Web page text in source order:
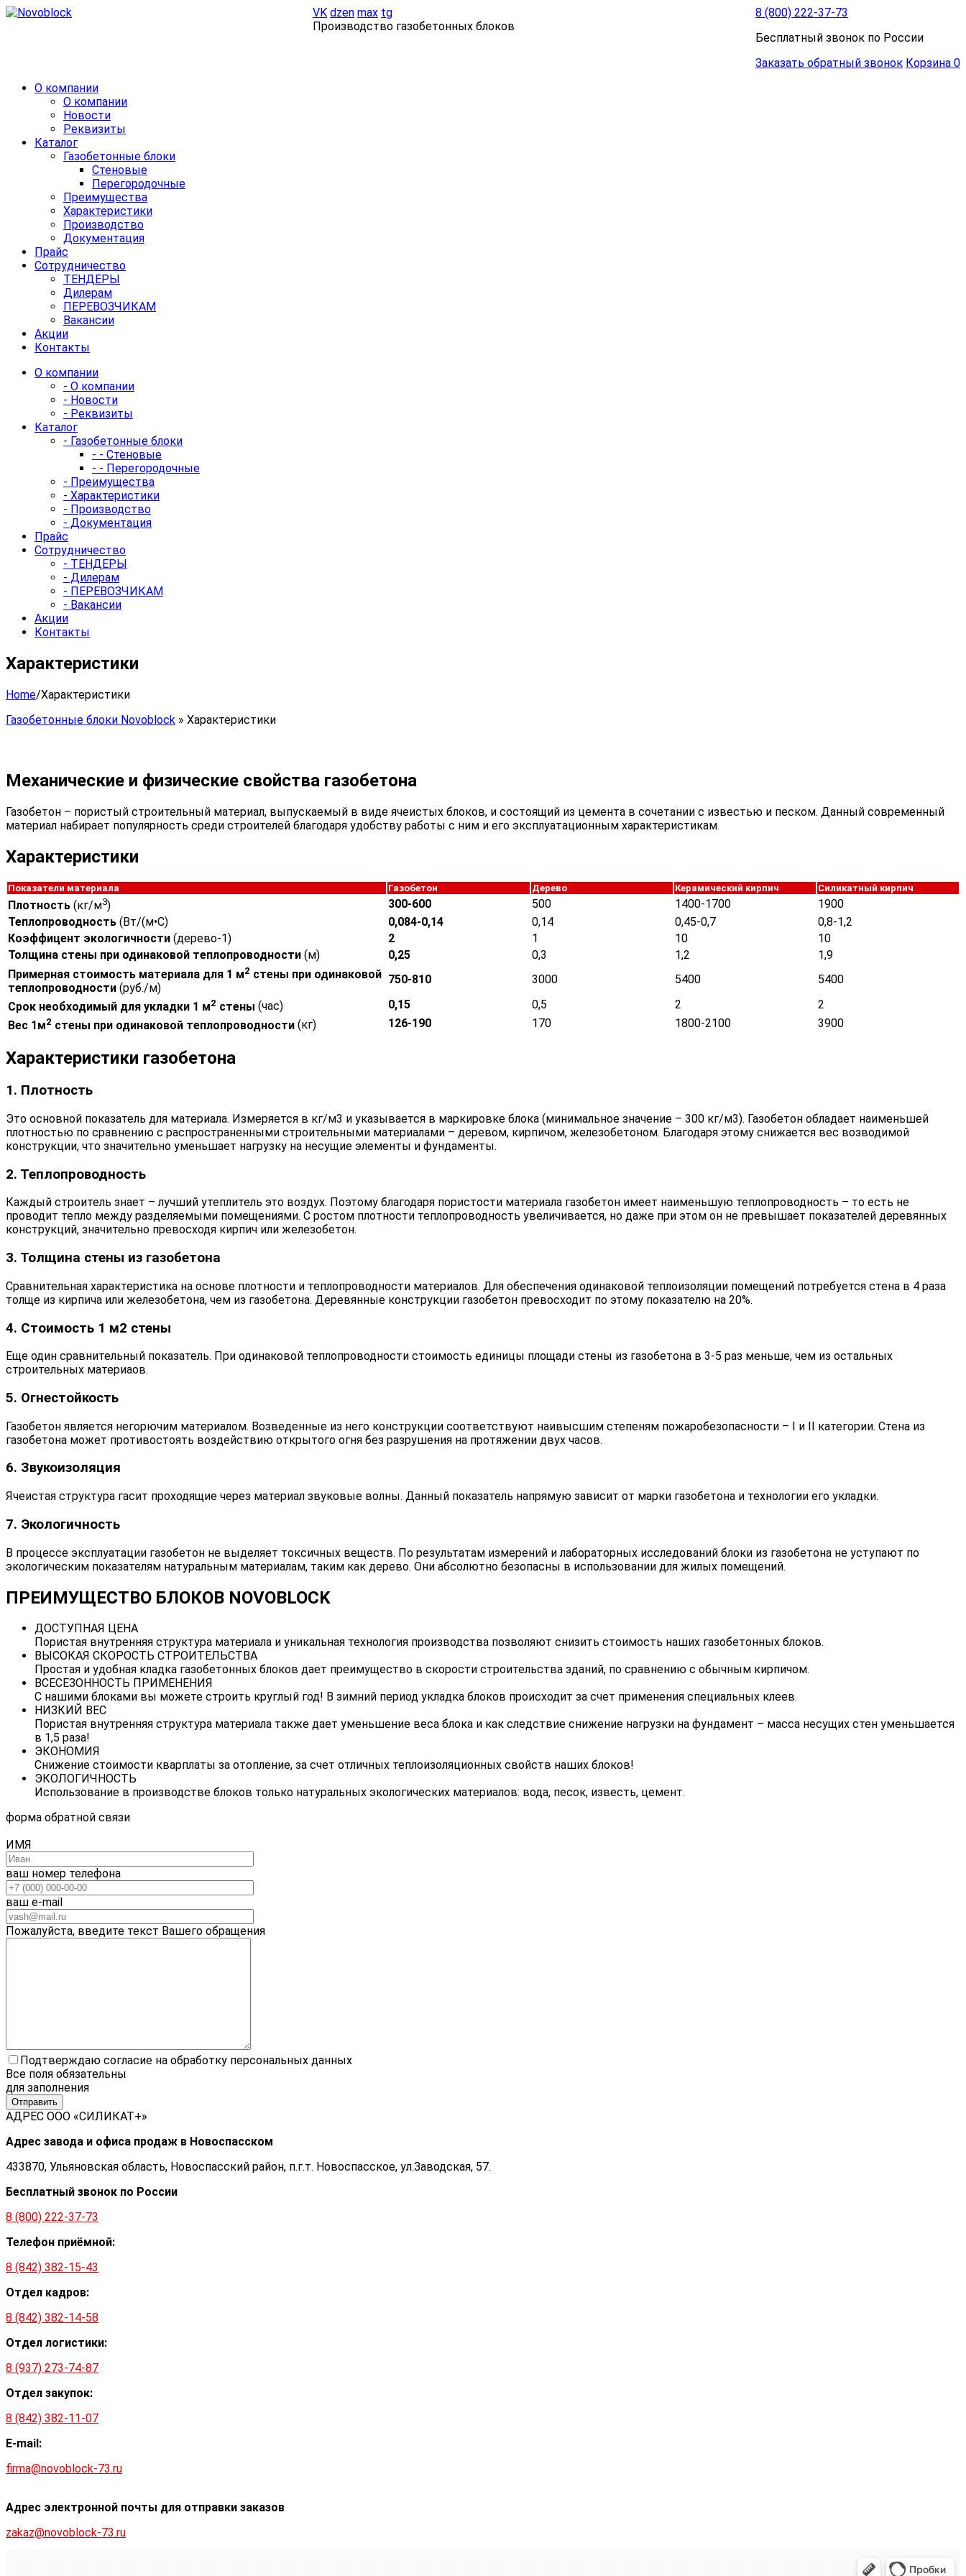
VK dzen max tg
Производство газобетонных блоков
8 (800) 222-37-73
Бесплатный звонок по России
Заказать обратный звонок Корзина 0
О компании
О компании
Новости
Реквизиты
Каталог
Газобетонные блоки
Стеновые
Перегородочные
Преимущества
Характеристики
Производство
Документация
Прайс
Сотрудничество
ТЕНДЕРЫ
Дилерам
ПЕРЕВОЗЧИКАМ
Вакансии
Акции
Контакты
О компании
- О компании
- Новости
- Реквизиты
Каталог
- Газобетонные блоки
- - Стеновые
- - Перегородочные
- Преимущества
- Характеристики
- Производство
- Документация
Прайс
Сотрудничество
- ТЕНДЕРЫ
- Дилерам
- ПЕРЕВОЗЧИКАМ
- Вакансии
Акции
Контакты
Характеристики
Home/Характеристики
Газобетонные блоки Novoblock » Характеристики
Механические и физические свойства газобетона
Газобетон – пористый строительный материал, выпускаемый в виде ячеистых блоков, и состоящий из цемента в сочетании с известью и песком. Данный современный
материал набирает популярность среди строителей благодаря удобству работы с ним и его эксплуатационным характеристикам.
Характеристики
Показатели материала Газобетон Дерево Керамический кирпич Силикатный кирпич
Плотность (кг/м3) 300-600 500 1400-1700
1900
Теплопроводность (Вт/(м•C) 0,084-0,14 0,14 0,45-0,7
0,8-1,2
Коэффицент экологичности (дерево-1) 2 1 10
10
Толщина стены при одинаковой теплопроводности (м) 0,25 0,3 1,2
1,9
Примерная стоимость материала для 1 м2 стены при одинаковой
теплопроводности (руб./м)
750-810 3000 5400
5400
Срок необходимый для укладки 1 м2 стены (час) 0,15 0,5 2
2
Вес 1м2 стены при одинаковой теплопроводности (кг) 126-190 170 1800-2100 3900
Характеристики газобетона
1. Плотность
Это основной показатель для материала. Измеряется в кг/м3 и указывается в маркировке блока (минимальное значение – 300 кг/м3). Газобетон обладает наименьшей
плотностью по сравнению с распространенными строительными материалами – деревом, кирпичом, железобетоном. Благодаря этому снижается вес возводимой
конструкции, что значительно уменьшает нагрузку на несущие элементы и фундаменты.
2. Теплопроводность
Каждый строитель знает – лучший утеплитель это воздух. Поэтому благодаря пористости материала газобетон имеет наименьшую теплопроводность – то есть не
проводит тепло между разделяемыми помещениями. С ростом плотности теплопроводность увеличивается, но даже при этом он не превышает показателей деревянных
конструкций, значительно превосходя кирпич или железобетон.
3. Толщина стены из газобетона
Сравнительная характеристика на основе плотности и теплопроводности материалов. Для обеспечения одинаковой теплоизоляции помещений потребуется стена в 4 раза
толще из кирпича или железобетона, чем из газобетона. Деревянные конструкции газобетон превосходит по этому показателю на 20%.
4. Стоимость 1 м2 стены
Еще один сравнительный показатель. При одинаковой теплопроводности стоимость единицы площади стены из газобетона в 3-5 раз меньше, чем из остальных
строительных материаов.
5. Огнестойкость
Газобетон является негорючим материалом. Возведенные из него конструкции соответствуют наивысшим степеням пожаробезопасности – I и II категории. Стена из
газобетона может противостоять воздействию открытого огня без разрушения на протяжении двух часов.
6. Звукоизоляция
Ячеистая структура гасит проходящие через материал звуковые волны. Данный показатель напрямую зависит от марки газобетона и технологии его укладки.
7. Экологичность
В процессе эксплуатации газобетон не выделяет токсичных веществ. По результатам измерений и лабораторных исследований блоки из газобетона не уступают по
экологическим показателям натуральным материалам, таким как дерево. Они абсолютно безопасны в использовании для жилых помещений.
ПРЕИМУЩЕСТВО БЛОКОВ NOVOBLOCK
ДОСТУПНАЯ ЦЕНА
Пористая внутренняя структура материала и уникальная технология производства позволяют снизить стоимость наших газобетонных блоков.
ВЫСОКАЯ СКОРОСТЬ СТРОИТЕЛЬСТВА
Простая и удобная кладка газобетонных блоков дает преимущество в скорости строительства зданий, по сравнению с обычным кирпичом.
ВСЕСЕЗОННОСТЬ ПРИМЕНЕНИЯ
С нашими блоками вы можете строить круглый год! В зимний период укладка блоков происходит за счет применения специальных клеев.
НИЗКИЙ ВЕС
Пористая внутренняя структура материала также дает уменьшение веса блока и как следствие снижение нагрузки на фундамент – масса несущих стен уменьшается
в 1,5 раза!
ЭКОНОМИЯ
Снижение стоимости кварплаты за отопление, за счет отличных теплоизоляционных свойств наших блоков!
ЭКОЛОГИЧНОСТЬ
Использование в производстве блоков только натуральных экологических материалов: вода, песок, известь, цемент.
форма обратной связи
ИМЯ
ваш номер телефона
ваш e-mail
Пожалуйста, введите текст Вашего обращения
Подтверждаю согласие на обработку персональных данных
Все поля обязательны
для заполнения
АДРЕС ООО «СИЛИКАТ+»
Адрес завода и офиса продаж в Новоспасском
433870, Ульяновская область, Новоспасский район, п.г.т. Новоспасское, ул.Заводская, 57.
Бесплатный звонок по России
8 (800) 222-37-73
Телефон приёмной:
8 (842) 382-15-43
Отдел кадров:
8 (842) 382-14-58
Отдел логистики:
8 (937) 273-74-87
Отдел закупок:
8 (842) 382-11-07
E-mail:
firma@novoblock-73.ru
Адрес электронной почты для отправки заказов
zakaz@novoblock-73.ru